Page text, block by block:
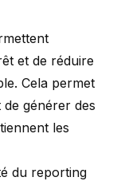
et de réduire
Cela permet
générer des
les
du reporting